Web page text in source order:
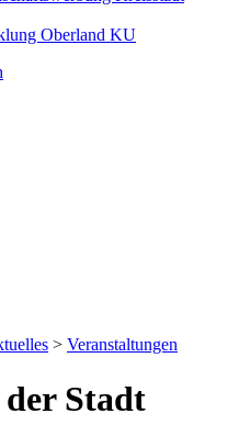
Oberland KU
> Veranstaltungen
Stadt